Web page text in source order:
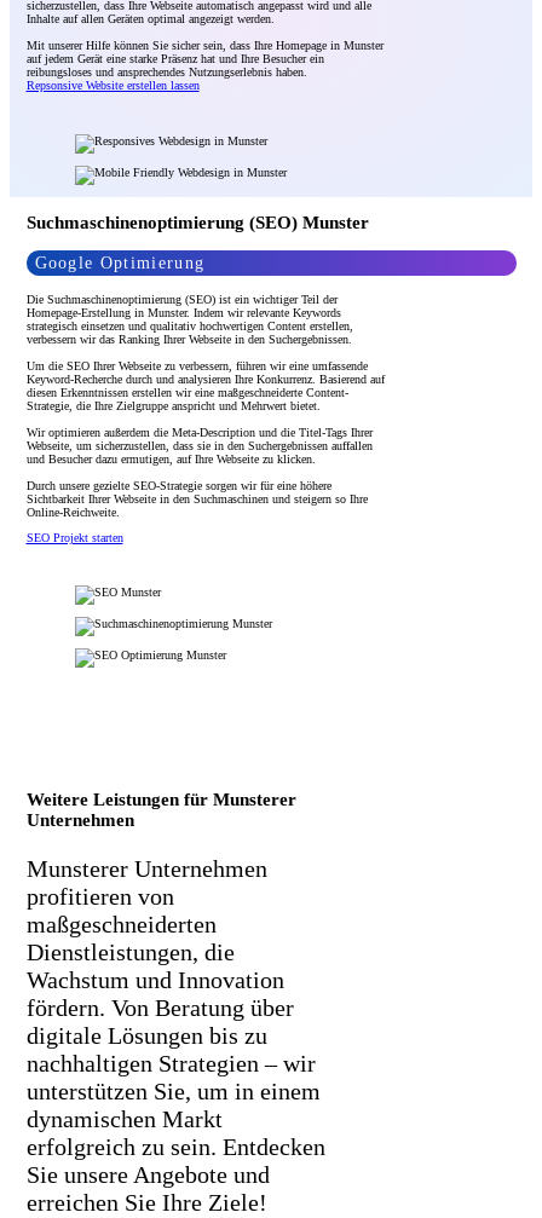
sicherzustellen, dass Ihre Webseite automatisch angepasst wird und alle
Inhalte auf allen Geräten optimal angezeigt werden.
Mit unserer Hilfe können Sie sicher sein, dass Ihre Homepage in Munster
auf jedem Gerät eine starke Präsenz hat und Ihre Besucher ein
reibungsloses und ansprechendes Nutzungserlebnis haben.
Repsonsive Website erstellen lassen
Suchmaschinenoptimierung (SEO) Munster
Google Optimierung
Die Suchmaschinenoptimierung (SEO) ist ein wichtiger Teil der
Homepage-Erstellung in Munster. Indem wir relevante Keywords
strategisch einsetzen und qualitativ hochwertigen Content erstellen,
verbessern wir das Ranking Ihrer Webseite in den Suchergebnissen.
Um die SEO Ihrer Webseite zu verbessern, führen wir eine umfassende
Keyword-Recherche durch und analysieren Ihre Konkurrenz. Basierend auf
diesen Erkenntnissen erstellen wir eine maßgeschneiderte Content-
Strategie, die Ihre Zielgruppe anspricht und Mehrwert bietet.
Wir optimieren außerdem die Meta-Description und die Titel-Tags Ihrer
Webseite, um sicherzustellen, dass sie in den Suchergebnissen auffallen
und Besucher dazu ermutigen, auf Ihre Webseite zu klicken.
Durch unsere gezielte SEO-Strategie sorgen wir für eine höhere
Sichtbarkeit Ihrer Webseite in den Suchmaschinen und steigern so Ihre
Online-Reichweite.
SEO Projekt starten
Weitere Leistungen für Munsterer
Unternehmen
Munsterer Unternehmen
profitieren von
maßgeschneiderten
Dienstleistungen, die
Wachstum und Innovation
fördern. Von Beratung über
digitale Lösungen bis zu
nachhaltigen Strategien – wir
unterstützen Sie, um in einem
dynamischen Markt
erfolgreich zu sein. Entdecken
Sie unsere Angebote und
erreichen Sie Ihre Ziele!